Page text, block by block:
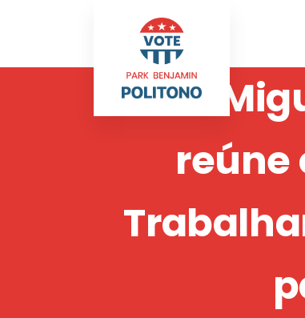
São
reúne